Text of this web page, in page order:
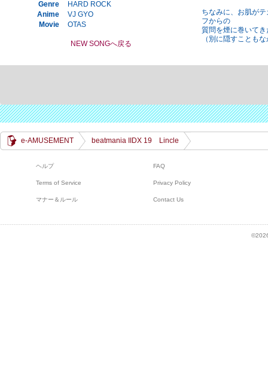
Genre
HARD ROCK
Anime
VJ GYO
Movie
OTAS
NEW SONGへ戻る
ちなみに、お肌が
フからの
質問を煙に巻いて
（別に隠すことも
e-AMUSEMENT beatmania IIDX 19 Lincle
ヘルプ FAQ
Terms of Service Privacy Policy
マナー＆ルール Contact Us